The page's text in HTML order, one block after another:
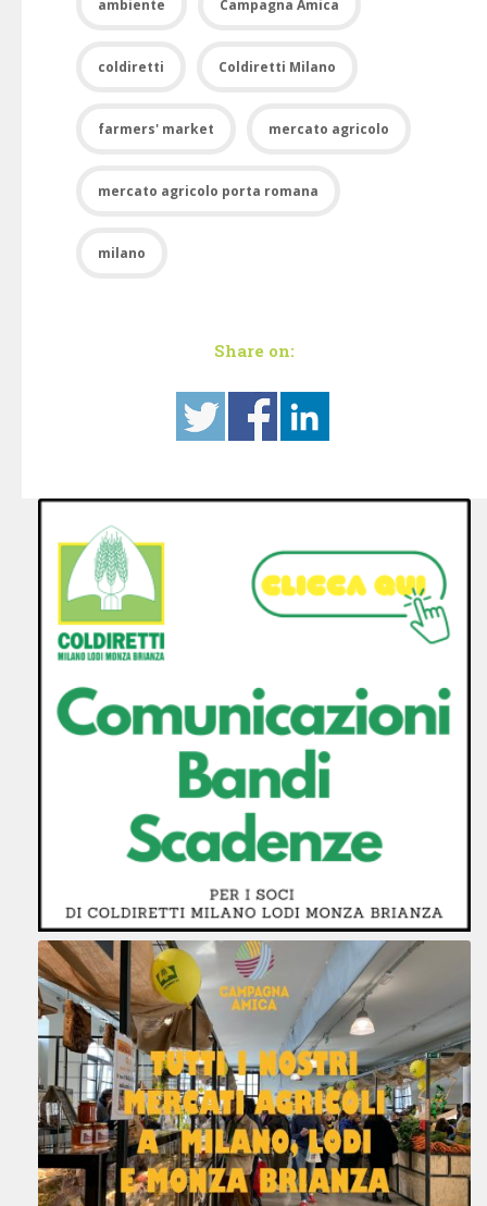
ambiente Campagna Amica
coldiretti Coldiretti Milano
farmers' market mercato agricolo
mercato agricolo porta romana
milano
Share on: